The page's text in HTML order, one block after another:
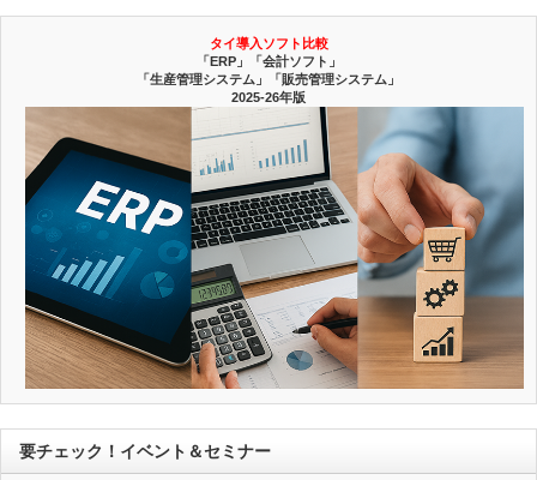
タイ導入ソフト比較
「ERP」「会計ソフト」
「生産管理システム」「販売管理システム」
2025-26年版
要チェック！イベント＆セミナー